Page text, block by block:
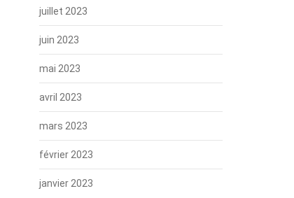
juillet 2023
juin 2023
mai 2023
avril 2023
mars 2023
février 2023
janvier 2023